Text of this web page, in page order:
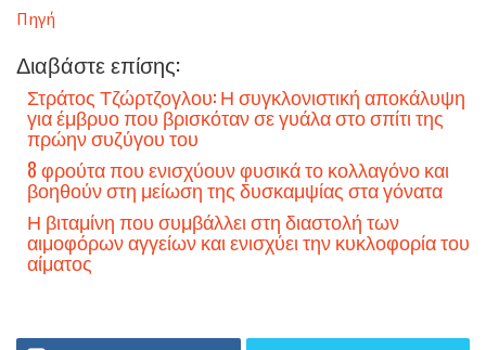
Πηγή
Διαβάστε επίσης:
Στράτος Τζώρτζογλου: Η συγκλονιστική αποκάλυψη
για έμβρυο που βρισκόταν σε γυάλα στο σπίτι της
πρώην συζύγου του
8 φρούτα που ενισχύουν φυσικά το κολλαγόνο και
βοηθούν στη μείωση της δυσκαμψίας στα γόνατα
Η βιταμίνη που συμβάλλει στη διαστολή των
αιμοφόρων αγγείων και ενισχύει την κυκλοφορία του
αίματος